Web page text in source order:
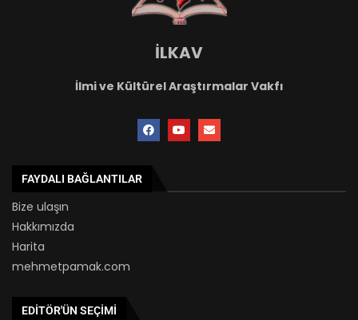
İLKAV
İlmi ve Kültürel Araştırmalar Vakfı
FAYDALI BAĞLANTILAR
Bize ulaşın
Hakkımızda
Harita
mehmetpamak.com
EDITÖR'ÜN SEÇIMI